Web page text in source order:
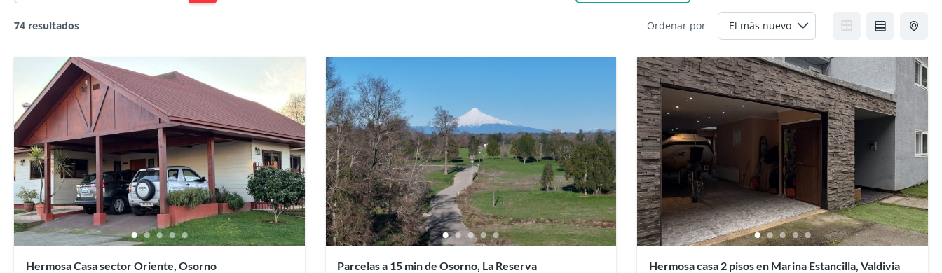
74 resultados Ordenar por
Hermosa Casa sector Oriente, Osorno Parcelas a 15 min de Osorno, La Reserva Hermosa casa 2 pisos en Marina Estancilla, Valdivia